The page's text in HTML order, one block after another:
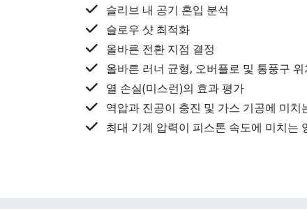
슬리브 내 공기 혼입 분석
슬로우 샷 최적화
올바른 전환 지점 결정
올바른 러너 균형, 오버플로 및 통풍구 위
열 손실(미스런)의 효과 평가​
역압과 진공이 충진 및 가스 기공에 미치
최대 기계 압력이 피스톤 속도에 미치는